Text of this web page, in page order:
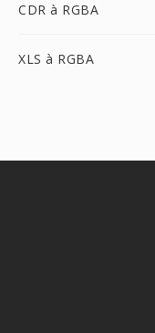
CDR à RGBA
XLS à RGBA